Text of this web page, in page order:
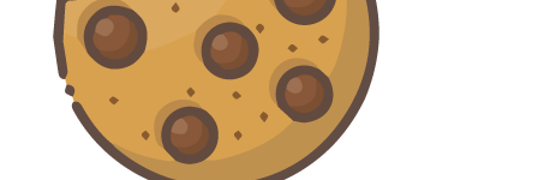
Seguici sui social